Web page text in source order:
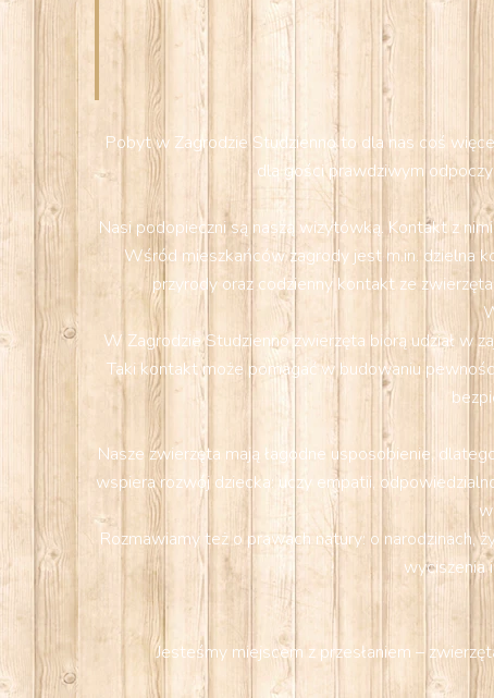
Pobyt w Zagrodzie Studzienno to dla nas coś
dla gości prawdziwym
Nasi podopieczni są naszą wizytówką. Kontakt z
Wśród mieszkańców zagrody jest m.in. dzielna
przyrody oraz codzienny kontakt ze
W Zagrodzie Studzienno zwierzęta biorą udział w
Taki kontakt może pomagać w budowaniu
Nasze zwierzęta mają łagodne usposobienie,
wspiera rozwój dziecka: uczy empatii,
Rozmawiamy też o prawach natury: o
wyciszenia
Jesteśmy miejscem z przesłaniem –